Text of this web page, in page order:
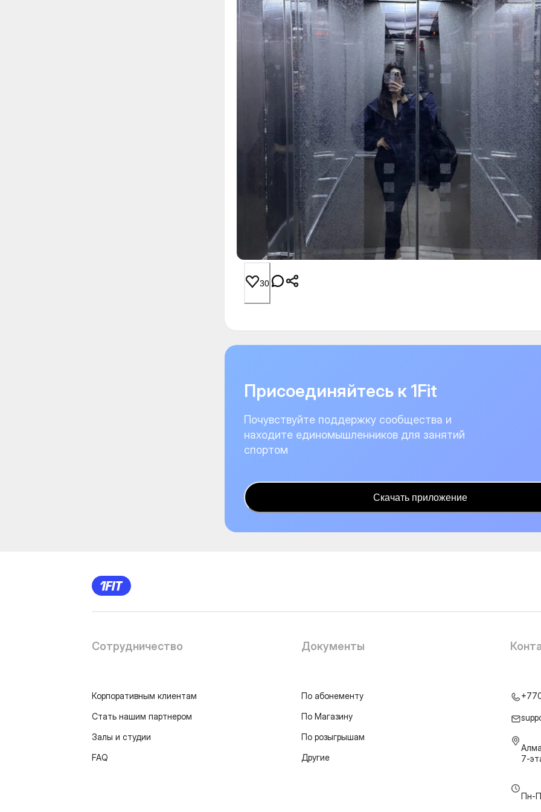
30
Присоединяйтесь к 1Fit
Почувствуйте поддержку сообщества и
находите единомышленников для занятий
спортом
Скачать приложение
Сотрудничество
Корпоративным клиентам
Стать нашим партнером
Залы и студии
FAQ
Документы
По абонементу
По Магазину
По розыгрышам
Другие
7-
Пн-